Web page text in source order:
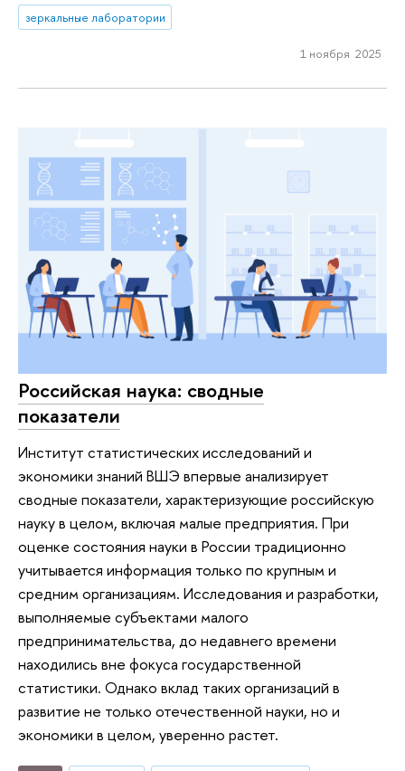
зеркальные лаборатории
1 ноября 2025
Российская наука: сводные
показатели
Институт статистических исследований и
экономики знаний ВШЭ впервые анализирует
сводные показатели, характеризующие российскую
науку в целом, включая малые предприятия. При
оценке состояния науки в России традиционно
учитывается информация только по крупным и
средним организациям. Исследования и разработки,
выполняемые субъектами малого
предпринимательства, до недавнего времени
находились вне фокуса государственной
статистики. Однако вклад таких организаций в
развитие не только отечественной науки, но и
экономики в целом, уверенно растет.